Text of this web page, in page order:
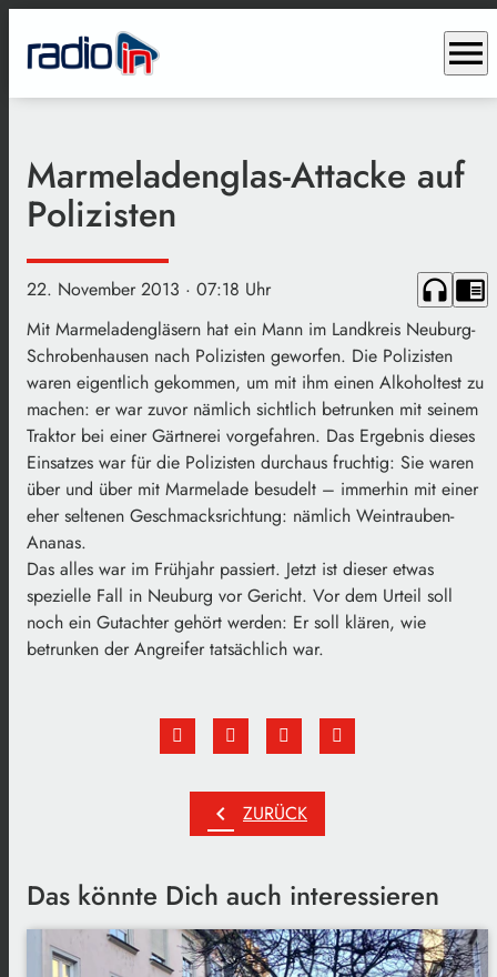
menu
Marmeladenglas-Attacke auf
Polizisten
22. November 2013 · 07:18 Uhr headphones chrome_reader_mode
Mit Marmeladengläsern hat ein Mann im Landkreis Neuburg-
Schrobenhausen nach Polizisten geworfen. Die Polizisten
waren eigentlich gekommen, um mit ihm einen Alkoholtest zu
machen: er war zuvor nämlich sichtlich betrunken mit seinem
Traktor bei einer Gärtnerei vorgefahren. Das Ergebnis dieses
Einsatzes war für die Polizisten durchaus fruchtig: Sie waren
über und über mit Marmelade besudelt – immerhin mit einer
eher seltenen Geschmacksrichtung: nämlich Weintrauben-
Ananas.
Das alles war im Frühjahr passiert. Jetzt ist dieser etwas
spezielle Fall in Neuburg vor Gericht. Vor dem Urteil soll
noch ein Gutachter gehört werden: Er soll klären, wie
betrunken der Angreifer tatsächlich war.
chevron_left ZURÜCK
Das könnte Dich auch interessieren